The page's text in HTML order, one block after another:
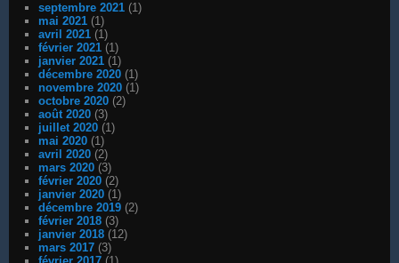
septembre 2021(1)
mai 2021(1)
avril 2021(1)
février 2021(1)
janvier 2021(1)
décembre 2020(1)
novembre 2020(1)
octobre 2020(2)
août 2020(3)
juillet 2020(1)
mai 2020(1)
avril 2020(2)
mars 2020(3)
février 2020(2)
janvier 2020(1)
décembre 2019(2)
février 2018(3)
janvier 2018(12)
mars 2017(3)